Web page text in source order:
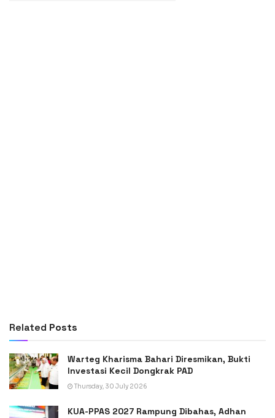
Related Posts
Warteg Kharisma Bahari Diresmikan, Bukti
Investasi Kecil Dongkrak PAD
Thursday, 30 July 2026
KUA-PPAS 2027 Rampung Dibahas, Adhan